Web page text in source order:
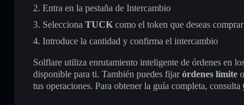
Entra en la pestaña de Intercambio
Selecciona TUCK como el token que deseas
Introduce la cantidad y confirma el intercambio
Solflare utiliza enrutamiento inteligente de órdenes en
disponible para ti. También puedes fijarórdenes límite
tus operaciones. Para obtener la guía completa, consulta